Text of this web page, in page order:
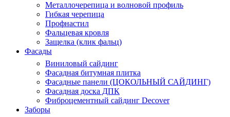
Металлочерепица и волновой профиль
Гибкая черепица
Профнастил
Фальцевая кровля
Защелка (клик фальц)
Фасады
Виниловый сайдинг
Фасадная битумная плитка
Фасадные панели (ЦОКОЛЬНЫЙ САЙДИНГ)
Фасадная доска ДПК
Фиброцементный сайдинг Decover
Заборы